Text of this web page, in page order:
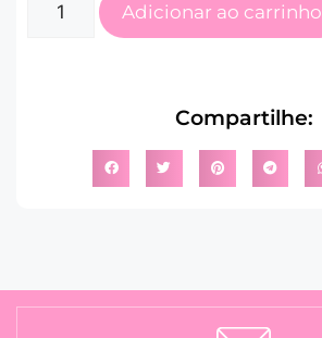
Adicionar ao carrinho
Compartilhe: